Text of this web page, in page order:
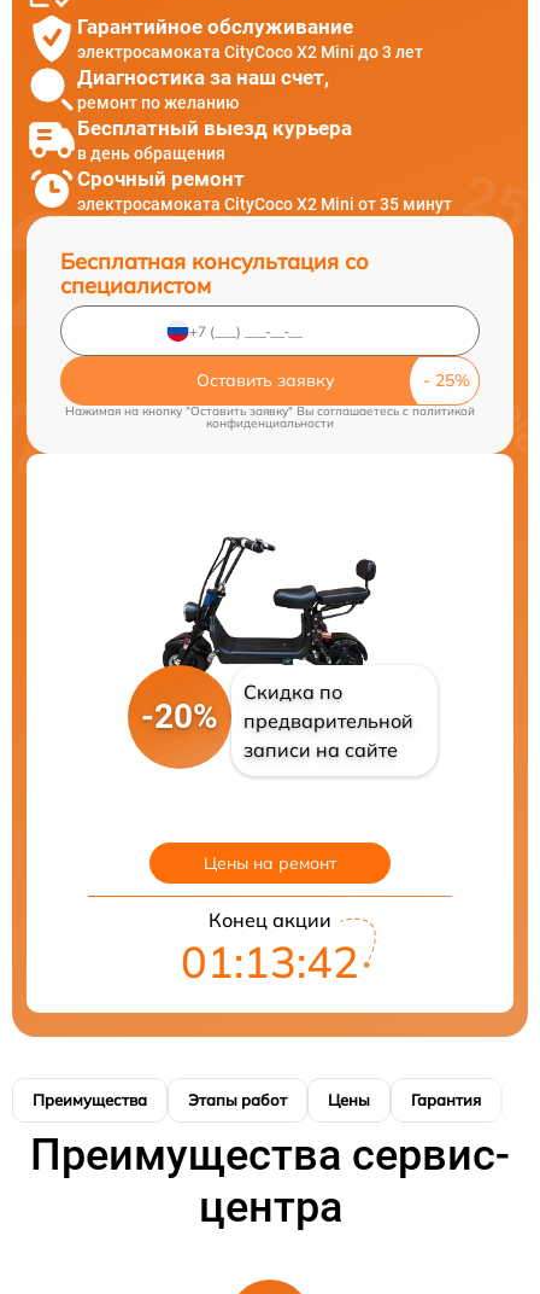
Гарантийное обслуживание
электросамоката CityCoco X2 Mini до 3 лет
Диагностика за наш счет,
ремонт по желанию
Бесплатный выезд курьера
в день обращения
Срочный ремонт
электросамоката CityCoco X2 Mini от 35 минут
Бесплатная консультация со
специалистом
Оставить заявку
Нажимая на кнопку "Оставить заявку" Вы соглашаетесь cполитикой
конфиденциальности
-20%
Скидка по
предварительной
записи на сайте
Цены на ремонт
Конец акции
01:13:41
Преимущества Этапы работ Цены Гарантия
Преимущества сервис-
центра